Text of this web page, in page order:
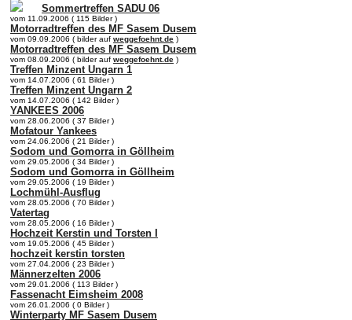
Sommertreffen SADU 06
vom 11.09.2006 ( 115 Bilder )
Motorradtreffen des MF Sasem Dusem
vom 09.09.2006 ( bilder auf weggefoehnt.de )
Motorradtreffen des MF Sasem Dusem
vom 08.09.2006 ( bilder auf weggefoehnt.de )
Treffen Minzent Ungarn 1
vom 14.07.2006 ( 61 Bilder )
Treffen Minzent Ungarn 2
vom 14.07.2006 ( 142 Bilder )
YANKEES 2006
vom 28.06.2006 ( 37 Bilder )
Mofatour Yankees
vom 24.06.2006 ( 21 Bilder )
Sodom und Gomorra in Göllheim
vom 29.05.2006 ( 34 Bilder )
Sodom und Gomorra in Göllheim
vom 29.05.2006 ( 19 Bilder )
Lochmühl-Ausflug
vom 28.05.2006 ( 70 Bilder )
Vatertag
vom 28.05.2006 ( 16 Bilder )
Hochzeit Kerstin und Torsten I
vom 19.05.2006 ( 45 Bilder )
hochzeit kerstin torsten
vom 27.04.2006 ( 23 Bilder )
Männerzelten 2006
vom 29.01.2006 ( 113 Bilder )
Fassenacht Eimsheim 2008
vom 26.01.2006 ( 0 Bilder )
Winterparty MF Sasem Dusem